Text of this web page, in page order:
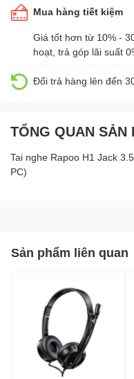
Mua hàng tiết kiệm
Giá tốt hơn từ 10% -
hoạt, trả góp lãi suất
Đổi trả hàng lên đến
TỔNG QUAN SẢN
Tai nghe Rapoo H1 Jack
PC)
Sản phẩm liên quan